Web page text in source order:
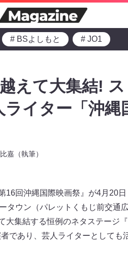
# BSよしもと # JO1
えて大集結!
ライター「沖縄
嘉（執筆）
回沖縄国際映画祭』が4月20
タウン（パレットくもじ前交通
集結する恒例のネタステージ
あり、芸人ライターとしても